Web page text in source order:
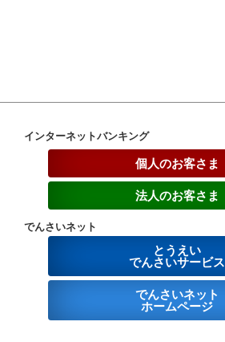
インターネットバンキング
個人のお客さま
法人のお客さま
でんさいネット
とうえい
でんさいサービス
でんさいネット
ホームページ